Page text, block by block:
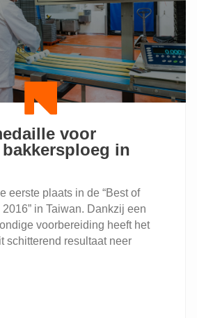
voor
in
eerste plaats in de “Best of
in Taiwan. Dankzij een
voorbereiding heeft het
schitterend resultaat neer